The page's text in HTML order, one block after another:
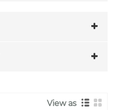
View as